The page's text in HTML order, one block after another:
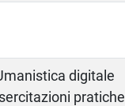
digitale
pratiche